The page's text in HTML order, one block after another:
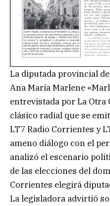
La diputada provincial
Ana María Marlene
entrevistada por La Otra
clásico radial que se
LT7 Radio Corrientes y
ameno diálogo con el
analizó el escenario
de las elecciones del
Corrientes elegirá
La legisladora advirtió